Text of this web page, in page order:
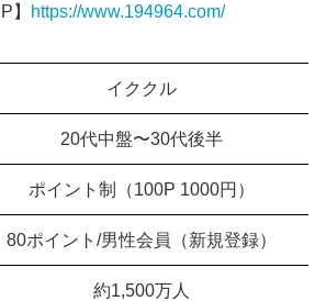
】 https://www.194964.com/
イククル
20代中盤〜30代後半
ポイント制（100P 1000円）
80ポイント/男性会員（新規登録）
約1,500万人